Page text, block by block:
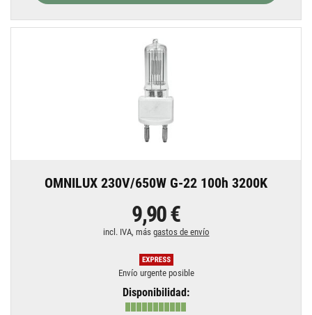
OMNILUX 230V/650W G-22 100h 3200K
9,90 €
incl. IVA, más gastos de envío
Envío urgente posible
Disponibilidad: